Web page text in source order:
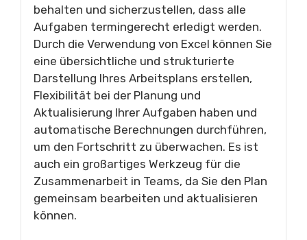
behalten und sicherzustellen, dass alle
Aufgaben termingerecht erledigt werden.
Durch die Verwendung von Excel können Sie
eine übersichtliche und strukturierte
Darstellung Ihres Arbeitsplans erstellen,
Flexibilität bei der Planung und
Aktualisierung Ihrer Aufgaben haben und
automatische Berechnungen durchführen,
um den Fortschritt zu überwachen. Es ist
auch ein großartiges Werkzeug für die
Zusammenarbeit in Teams, da Sie den Plan
gemeinsam bearbeiten und aktualisieren
können.